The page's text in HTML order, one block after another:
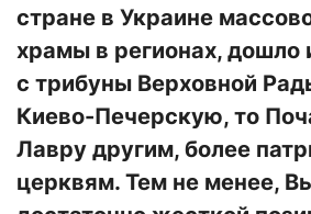
стране в Украине
храмы в регионах, дошло
с трибуны Верховной
Киево-Печерскую, то
Лавру другим, более
церквям. Тем не менее,